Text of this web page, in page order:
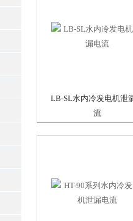
LB-SL水内冷发电机泄
流